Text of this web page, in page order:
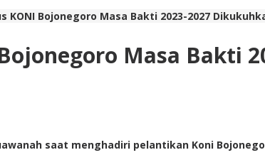
KONI Bojonegoro Masa Bakti 2023-2027
Masa Bakti
saat menghadiri pelantikan Koni